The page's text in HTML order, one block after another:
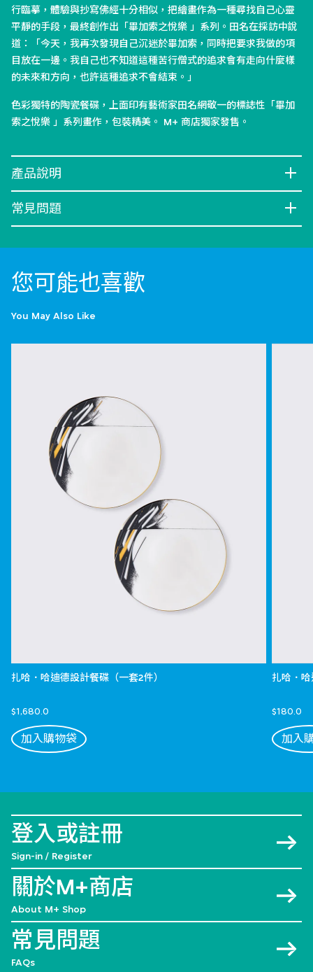
行臨摹，體驗與抄寫佛經十分相似，把繪畫作為一種尋找自己心靈
平靜的手段，最終創作出「畢加索之悅樂 」系列。田名在採訪中說
道：「今天，我再次發現自己沉迷於畢加索，同時把要求我做的項
目放在一邊。我自己也不知道這種苦行僧式的追求會有走向什麼樣
的未來和方向，也許這種追求不會結束。」
色彩獨特的陶瓷餐碟，上面印有藝術家田名網敬一的標誌性「畢加
索之悅樂 」系列畫作，包裝精美。 M+ 商店獨家發售。
產品說明
常見問題
您可能也喜歡
You May Also Like
扎哈．哈迪德設計餐碟（一套2件）
$1,680.0
加入購物袋
扎哈．
$180.0
加入
登入或註冊
Sign-in / Register
關於M+商店
About M+ Shop
常見問題
FAQs